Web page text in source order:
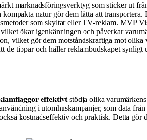
marknadsföringsverktyg som sticker ut
natur gör dem lätta att transportera.
som skyltar eller TV-reklam. MVP
ökar igenkänningen och påverkar
vilket gör dem motståndskraftiga mot olika
de tippar och håller reklambudskapet synligt
effektivt stödja olika varumärkens
i utomhuskampanjer, som data
kostnadseffektiv och praktisk. Detta gör